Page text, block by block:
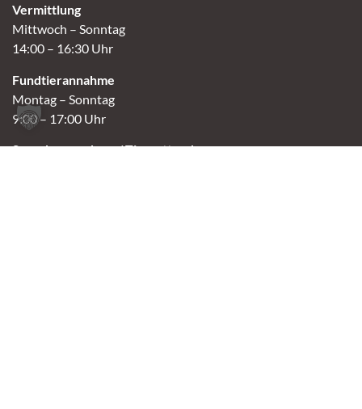
Vermittlung
Mittwoch – Sonntag
14:00 – 16:30 Uhr
Fundtierannahme
Montag – Sonntag
9:00 – 17:00 Uhr
Spendenannahme / Tierrettershop